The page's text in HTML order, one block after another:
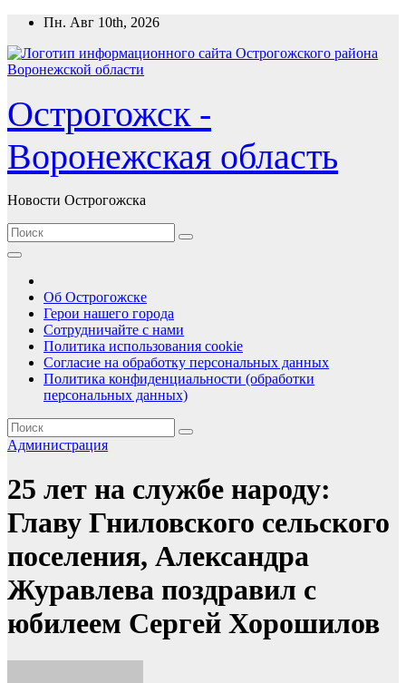
Перейти
содержимому
Пн. Авг 10th, 2026
Острогожск -
Воронежская область
Новости Острогожска
Об Острогожске
Герои нашего города
Сотрудничайте с нами
Политика использования cookie
Согласие на обработку персональных данных
Политика конфиденциальности (обработки
персональных данных)
Администрация
25 лет на службе народу:
Главу Гниловского сельского
поселения, Александра
Журавлева поздравил с
юбилеем Сергей Хорошилов